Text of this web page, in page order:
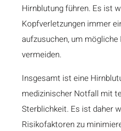
Hirnblutung führen. Es ist
Kopfverletzungen immer
aufzusuchen, um
vermeiden.
Insgesamt ist eine
medizinischer Notfall mit
Sterblichkeit. Es ist daher
Risikofaktoren zu